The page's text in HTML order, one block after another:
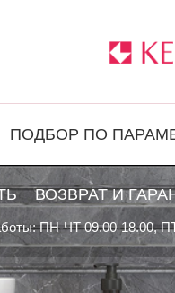
ПОДБОР ПО
ВОЗВРАТ И
ПН-ЧТ 09.00-18.00,